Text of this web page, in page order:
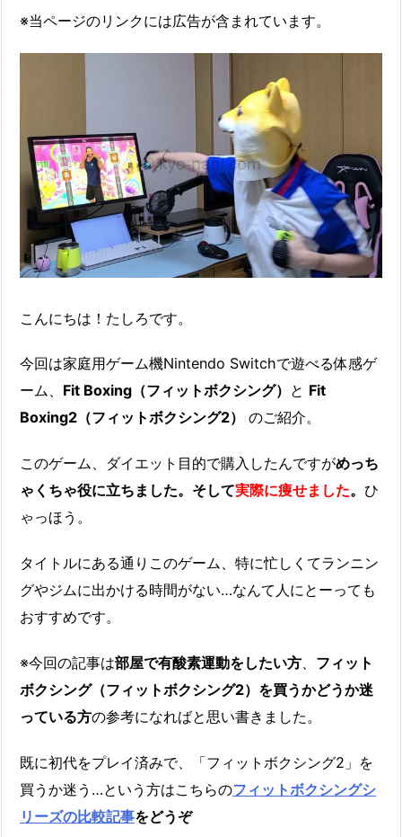
※当ページのリンクには広告が含まれています。
こんにちは！たしろです。
今回は家庭用ゲーム機Nintendo Switchで遊べる体感ゲ
ーム、 Fit Boxing（フィットボクシング） と Fit
Boxing2（フィットボクシング2）
のご紹介。
このゲーム、ダイエット目的で購入したんですがめっち
ゃくちゃ役に立ちました。そして実際に痩せました。 ひ
ゃっほう。
タイトルにある通りこのゲーム、特に忙しくてランニン
グやジムに出かける時間がない…なんて人にとーっても
おすすめです。
※今回の記事は部屋で有酸素運動をしたい方、 フィット
ボクシング（フィットボクシング2）を買うかどうか迷
っている方の参考になればと思い書きました。
既に初代をプレイ済みで、「フィットボクシング2」を
買うか迷う…という方はこちらのフィットボクシングシ
リーズの比較記事をどうぞ